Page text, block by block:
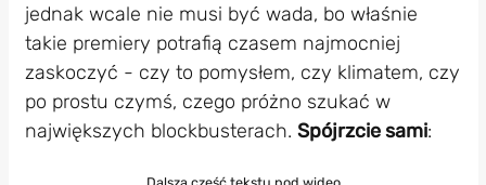
jednak wcale nie musi być wada, bo właśnie
takie premiery potrafią czasem najmocniej
zaskoczyć - czy to pomysłem, czy klimatem, czy
po prostu czymś, czego próżno szukać w
największych blockbusterach. Spójrzcie sami: